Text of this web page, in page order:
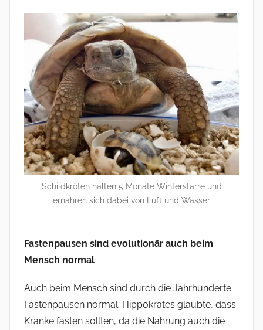
Schildkröten halten 5 Monate Winterstarre und
ernähren sich dabei von Luft und Wasser
Fastenpausen sind evolutionär auch beim
Mensch normal
Auch beim Mensch sind durch die Jahrhunderte
Fastenpausen normal. Hippokrates glaubte, dass
Kranke fasten sollten, da die Nahrung auch die